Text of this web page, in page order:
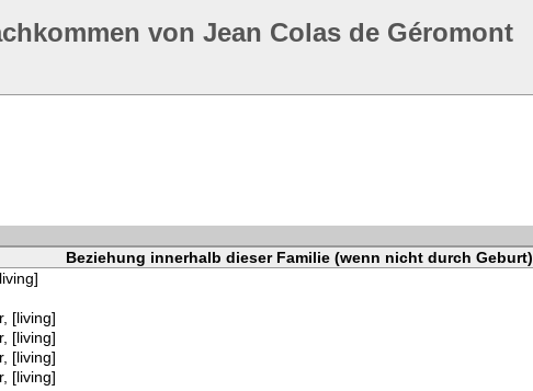
von Jean Colas de Géromont
Beziehung innerhalb dieser Familie (wenn nicht durch Geburt)
[living]
[living]
[living]
[living]